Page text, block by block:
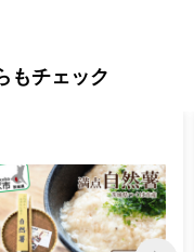
もチェック